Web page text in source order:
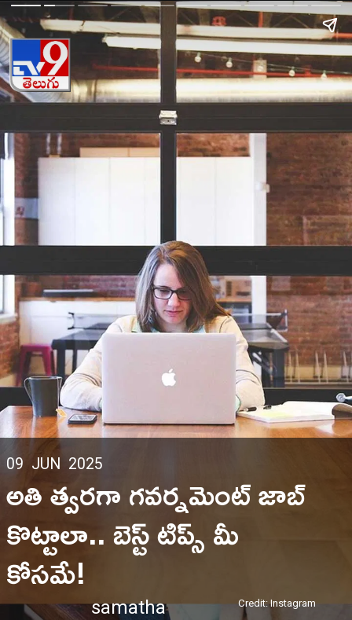
అతి త్వరగా గవర్నమెంట్ జాబ్
కొట్టాలా.. బెస్ట్ టిప్స్ మీ
కోసమే!
samatha
09 JUN 2025
Credit: Instagram